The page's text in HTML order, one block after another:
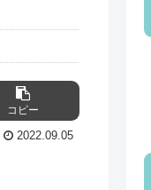
コピー
2022.09.05